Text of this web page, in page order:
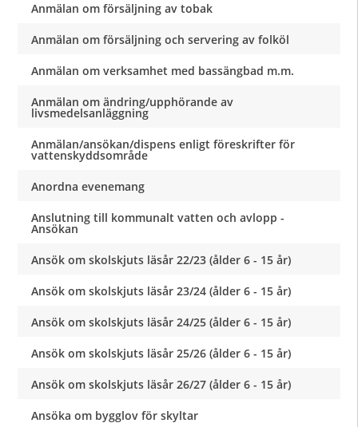
Anmälan om försäljning av tobak
Anmälan om försäljning och servering av folköl
Anmälan om verksamhet med bassängbad m.m.
Anmälan om ändring/upphörande av
livsmedelsanläggning
Anmälan/ansökan/dispens enligt föreskrifter för
vattenskyddsområde
Anordna evenemang
Anslutning till kommunalt vatten och avlopp -
Ansökan
Ansök om skolskjuts läsår 22/23 (ålder 6 - 15 år)
Ansök om skolskjuts läsår 23/24 (ålder 6 - 15 år)
Ansök om skolskjuts läsår 24/25 (ålder 6 - 15 år)
Ansök om skolskjuts läsår 25/26 (ålder 6 - 15 år)
Ansök om skolskjuts läsår 26/27 (ålder 6 - 15 år)
Ansöka om bygglov för skyltar